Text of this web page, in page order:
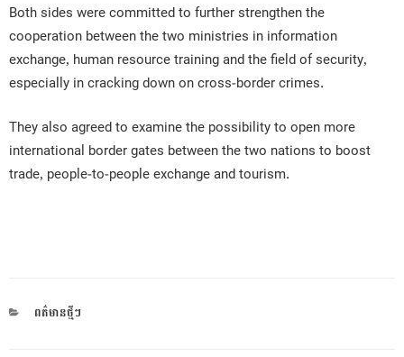
Both sides were committed to further strengthen the
cooperation between the two ministries in information
exchange, human resource training and the field of security,
especially in cracking down on cross-border crimes.
They also agreed to examine the possibility to open more
international border gates between the two nations to boost
trade, people-to-people exchange and tourism.
CATEGORIES
ពត៌មានថ្មីៗ